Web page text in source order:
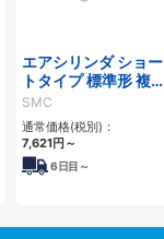
エアシリンダ ショー
トタイプ 標準形 複
動・片ロッド CG3
シリーズ
SMC
通常価格(税別)：
7,621円 ～
6日目～